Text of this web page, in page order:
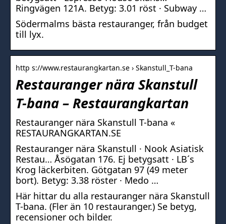
Ringvägen 121A. Betyg: 3.01 röst · Subway …
Södermalms bästa restauranger, från budget
till lyx.
http s://www.restaurangkartan.se › Skanstull_T-bana
Restauranger nära Skanstull
T-bana – Restaurangkartan
Restauranger nära Skanstull T-bana «
RESTAURANGKARTAN.SE
Restauranger nära Skanstull · Nook Asiatisk
Restau… Åsögatan 176. Ej betygsatt · LB´s
Krog läckerbiten. Götgatan 97 (49 meter
bort). Betyg: 3.38 röster · Medo …
Här hittar du alla restauranger nära Skanstull
T-bana. (Fler än 10 restauranger.) Se betyg,
recensioner och bilder.